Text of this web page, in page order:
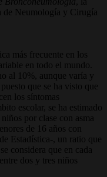
de Neumología y Cirugía
más frecuente en los
en todo el mundo.
al 10%, aunque varía y
que se ha visto que
los síntomas
escolar, se ha estimado
por clase con asma
de 16 años con
Estadística-, un ratio que
considera que en cada
dos y tres niños